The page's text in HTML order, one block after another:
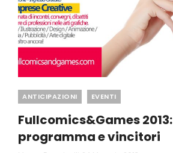
Categories
ANTICIPAZIONI EVENTI
Fullcomics&Games 2013:
programma e vincitori